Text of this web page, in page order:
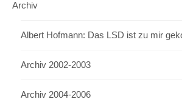
Archiv
Albert Hofmann: Das LSD ist zu mir
Archiv 2002-2003
Archiv 2004-2006